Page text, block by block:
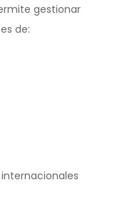
gestionar
de: